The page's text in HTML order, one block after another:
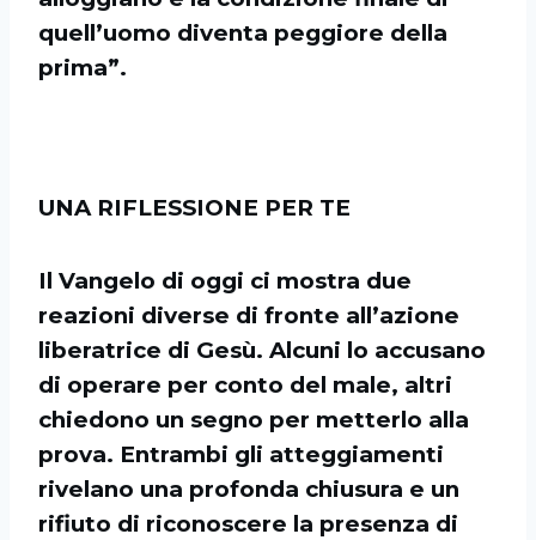
quell’uomo diventa peggiore della
prima”.
UNA RIFLESSIONE PER TE
Il Vangelo di oggi ci mostra due
reazioni diverse di fronte all’azione
liberatrice di Gesù. Alcuni lo accusano
di operare per conto del male, altri
chiedono un segno per metterlo alla
prova. Entrambi gli atteggiamenti
rivelano una profonda chiusura e un
rifiuto di riconoscere la presenza di